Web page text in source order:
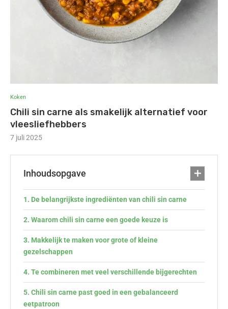
Koken
Chili sin carne als smakelijk alternatief voor
vleesliefhebbers
7 juli 2025
Inhoudsopgave
De belangrijkste ingrediënten van chili sin carne
Waarom chili sin carne een goede keuze is
Makkelijk te maken voor grote of kleine
gezelschappen
Te combineren met veel verschillende bijgerechten
Chili sin carne past goed in een gebalanceerd
eetpatroon